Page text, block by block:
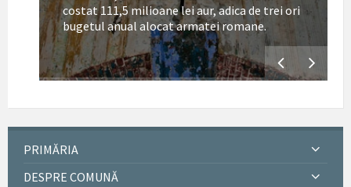
costat 111,5 milioane lei aur, adica de trei ori
bugetul anual alocat armatei romane.
PRIMĂRIA
DESPRE COMUNĂ